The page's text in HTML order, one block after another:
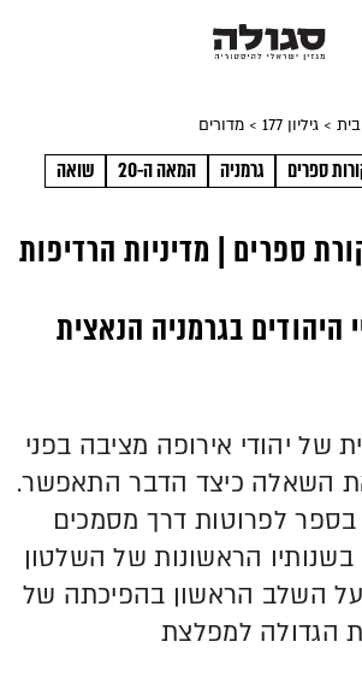
> גיליון 177 > מדורים
ספרים גרמניה המאה ה-20 שואה
ספרים | מדיניות הרדיפות
היהודים בגרמניה הנאצית
של יהודי אירופה מציבה בפני
השאלה כיצד הדבר התאפשר.
לפרוטות דרך מסמכים
הראשונות של השלטון
על השלב הראשון בהפיכתה של
הגדולה למפלצת